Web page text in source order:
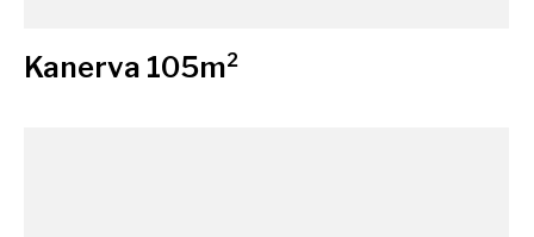
Kanerva 105m²